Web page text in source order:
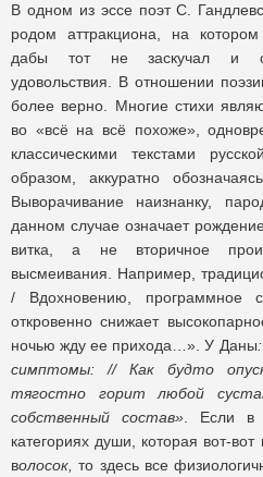
В одном из эссе поэт С.
родом аттракциона, на котором
дабы тот не заскучал и
удовольствия. В отношении
более верно. Многие стихи
во «всё на всё похоже»,
классическими текстами
образом, аккуратно
Выворачивание наизнанку,
данном случае означает
витка, а не вторичное
высмеивания. Например,
/ Вдохновению, программное
откровенно снижает
ночью жду ее прихода…». У Даны
симптомы: // Как будто
тягостно горит любой
собственный состав» . Если в
категориях души, которая вот-
волосок,то здесь все